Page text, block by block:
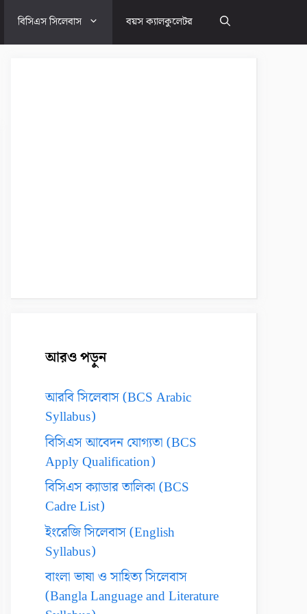
বিসিএস সিলেবাস বয়স ক্যালকুলেটর
আরও পড়ুন
আরবি সিলেবাস (BCS Arabic
Syllabus)
বিসিএস আবেদন যোগ্যতা (BCS
Apply Qualification)
বিসিএস ক্যাডার তালিকা (BCS
Cadre List)
ইংরেজি সিলেবাস (English
Syllabus)
বাংলা ভাষা ও সাহিত্য সিলেবাস
(Bangla Language and Literature